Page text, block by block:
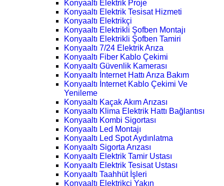
Konyaaltı Elektrik Proje
Konyaaltı Elektrik Tesisat Hizmeti
Konyaaltı Elektrikçi
Konyaaltı Elektrikli Şofben Montajı
Konyaaltı Elektrikli Şofben Tamiri
Konyaaltı 7/24 Elektrik Arıza
Konyaaltı Fiber Kablo Çekimi
Konyaaltı Güvenlik Kamerası
Konyaaltı İnternet Hattı Arıza Bakım
Konyaaltı İnternet Kablo Çekimi Ve
Yenileme
Konyaaltı Kaçak Akım Arızası
Konyaaltı Klima Elektrik Hattı Bağlantısı
Konyaaltı Kombi Sigortası
Konyaaltı Led Montajı
Konyaaltı Led Spot Aydınlatma
Konyaaltı Sigorta Arızası
Konyaaltı Elektrik Tamir Ustası
Konyaaltı Elektrik Tesisat Ustası
Konyaaltı Taahhüt İşleri
Konyaaltı Elektrikçi Yakın